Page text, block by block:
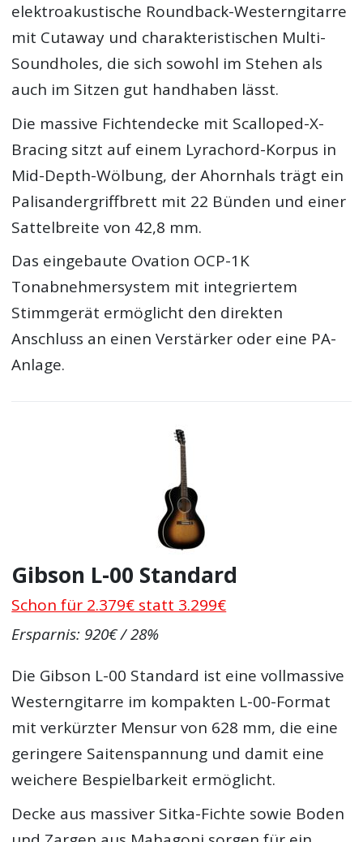
elektroakustische Roundback-Westerngitarre
mit Cutaway und charakteristischen Multi-
Soundholes, die sich sowohl im Stehen als
auch im Sitzen gut handhaben lässt.
Die massive Fichtendecke mit Scalloped-X-
Bracing sitzt auf einem Lyrachord-Korpus in
Mid-Depth-Wölbung, der Ahornhals trägt ein
Palisandergriffbrett mit 22 Bünden und einer
Sattelbreite von 42,8 mm.
Das eingebaute Ovation OCP-1K
Tonabnehmersystem mit integriertem
Stimmgerät ermöglicht den direkten
Anschluss an einen Verstärker oder eine PA-
Anlage.
Gibson L-00 Standard
Schon für 2.379€ statt 3.299€
Ersparnis: 920€ / 28%
Die Gibson L-00 Standard ist eine vollmassive
Westerngitarre im kompakten L-00-Format
mit verkürzter Mensur von 628 mm, die eine
geringere Saitenspannung und damit eine
weichere Bespielbarkeit ermöglicht.
Decke aus massiver Sitka-Fichte sowie Boden